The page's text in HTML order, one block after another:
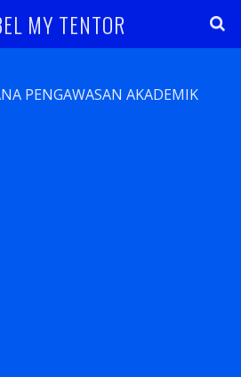
MY TENTOR
PENGAWASAN AKADEMIK